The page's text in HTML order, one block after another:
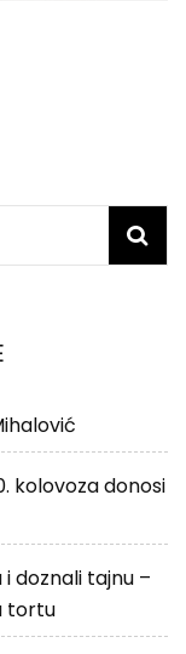
kolovoza donosi
doznali tajnu –
tortu